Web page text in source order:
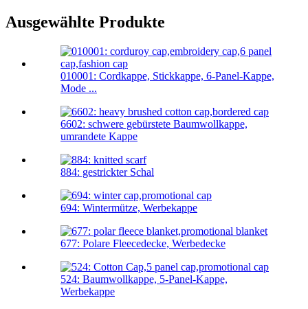
Ausgewählte Produkte
010001: Cordkappe, Stickkappe, 6-Panel-Kappe,
Mode ...
6602: schwere gebürstete Baumwollkappe,
umrandete Kappe
884: gestrickter Schal
694: Wintermütze, Werbekappe
677: Polare Fleecedecke, Werbedecke
524: Baumwollkappe, 5-Panel-Kappe,
Werbekappe